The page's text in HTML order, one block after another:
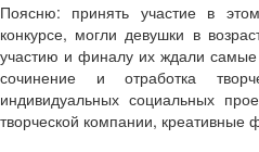
Поясню: принять участие в
конкурсе, могли девушки в
участию и финалу их ждали самые
сочинение и отработка
индивидуальных социальных
творческой компании, креативные